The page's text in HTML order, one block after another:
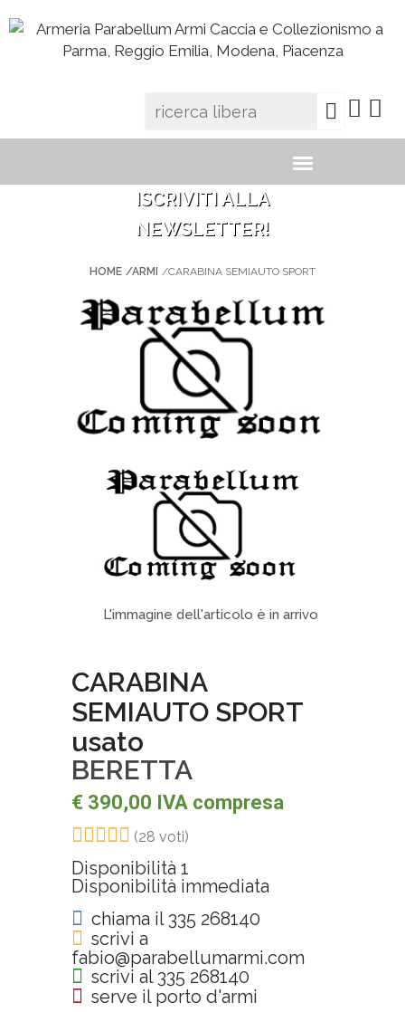
ISCRIVITI ALLA
NEWSLETTER!
HOME /ARMI /CARABINA SEMIAUTO SPORT
L'immagine dell'articolo è in arrivo
CARABINA
SEMIAUTO SPORT
usato
BERETTA
€ 390,00 IVA compresa
(28 voti)
Disponibilità 1
Disponibilità immediata
chiama il 335 268140
scrivi a
fabio@parabellumarmi.com
scrivi al 335 268140
serve il porto d'armi